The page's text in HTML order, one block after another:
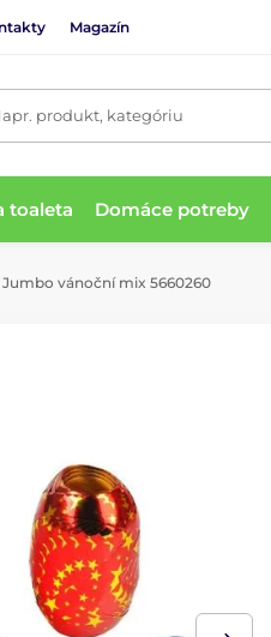
Magazín
produkt, kategóriu
toaleta Domáce potreby
vánoční mix 5660260